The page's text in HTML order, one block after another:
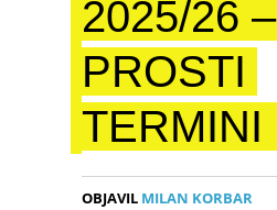
2025/26 –
PROSTI
TERMINI
OBJAVIL MILAN KORBAR